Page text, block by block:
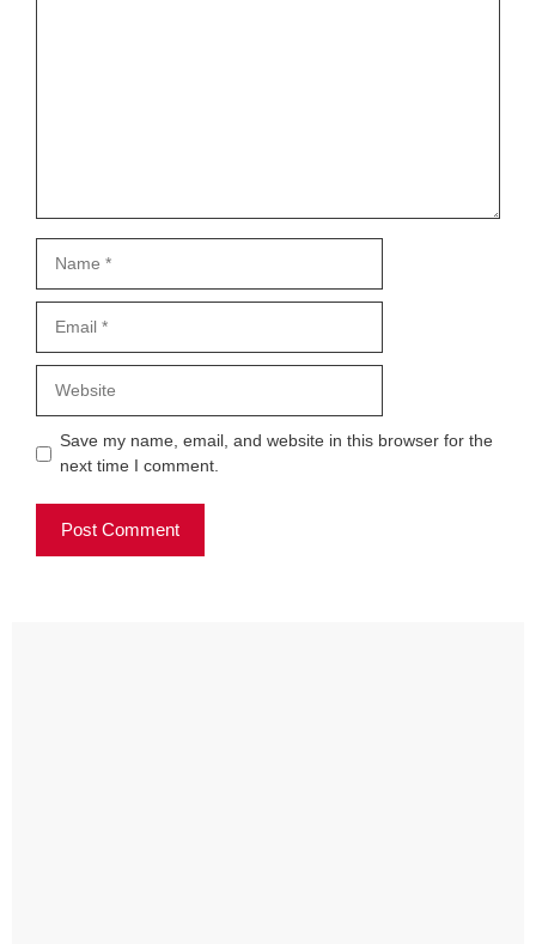
Save my name, email, and website in this browser for the
next time I comment.